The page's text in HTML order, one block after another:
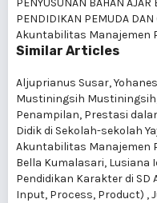
PENYUSUNAN BAHAN
PENDIDIKAN PEMUDA DAN
Akuntabilitas Manajemen
Similar Articles
Aljuprianus Susar,
Mustiningsih
Penampilan, Prestasi
Didik di Sekolah-sekolah
Akuntabilitas Manajemen
Bella Kumalasari, Lusiana
Pendidikan Karakter di SD
Input, Process, Product) ,